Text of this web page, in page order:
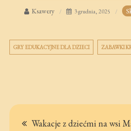
Ksawery 3 grudnia, 2025
GRY EDUKACYJNE DLA DZIECI ZABAWKI
Nawigacja
Wakacje z dziećmi na wsi